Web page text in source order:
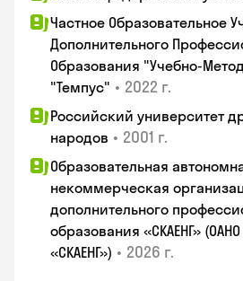
Частное Образовательное
Дополнительного
Образования "Учебно-
"Темпус" • 2022 г.
Российский университет
народов • 2001 г.
Образовательная
некоммерческая
дополнительного
образования «СКАЕНГ»
«СКАЕНГ») • 2026 г.